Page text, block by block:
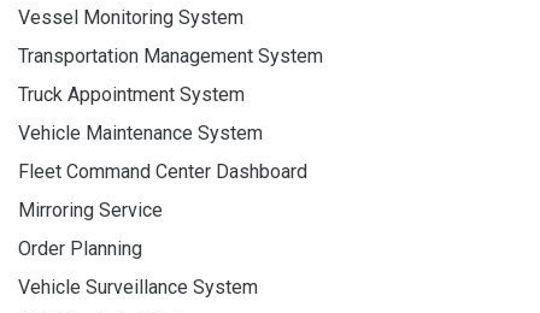
Vessel Monitoring System
Transportation Management System
Truck Appointment System
Vehicle Maintenance System
Fleet Command Center Dashboard
Mirroring Service
Order Planning
Vehicle Surveillance System